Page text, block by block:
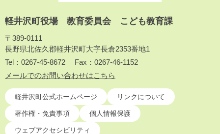
軽井沢町役場 教育委員会 こども教育課
〒389-0111
長野県北佐久郡軽井沢町大字長倉2353番地1
Tel：0267-45-8672
Fax：0267-46-1152
メールでのお問い合わせはこちら
軽井沢町公式ホームページ リンクについて
著作権・免責事項 個人情報保護
ウェブアクセシビリティ